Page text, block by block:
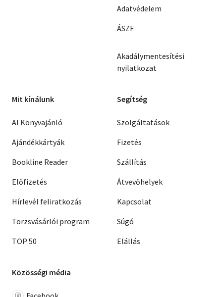
Adatvédelem
ÁSZF
Akadálymentesítési
nyilatkozat
Mit kínálunk
AI Könyvajánló
Ajándékkártyák
Bookline Reader
Előfizetés
Hírlevél feliratkozás
Törzsvásárlói program
TOP 50
Segítség
Szolgáltatások
Fizetés
Szállítás
Átvevőhelyek
Kapcsolat
Súgó
Elállás
Közösségi média